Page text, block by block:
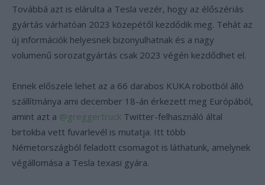
Továbbá azt is elárulta a Tesla vezér, hogy az élőszériás
gyártás várhatóan 2023 közepétől kezdődik meg. Tehát az
új információk helyesnek bizonyulhatnak és a nagy
volumenű sorozatgyártás csak 2023 végén kezdődhet el.
Ennek előszele lehet az a 66 darabos KUKA robotból álló
szállítmánya ami december 18-án érkezett meg Európából,
amint azt a @greggertruck Twitter-felhasználó által
birtokba vett fuvarlevél is mutatja. Itt több
Németországból feladott csomagot is láthatunk, amelynek
végállomása a Tesla texasi gyára.